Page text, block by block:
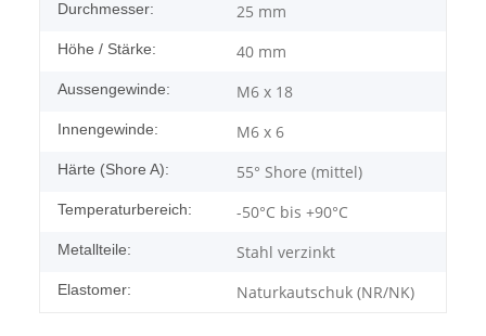
Durchmesser: 25 mm
Höhe / Stärke: 40 mm
Aussengewinde: M6 x 18
Innengewinde: M6 x 6
Härte (Shore A): 55° Shore (mittel)
Temperaturbereich: -50°C bis +90°C
Metallteile: Stahl verzinkt
Elastomer: Naturkautschuk (NR/NK)